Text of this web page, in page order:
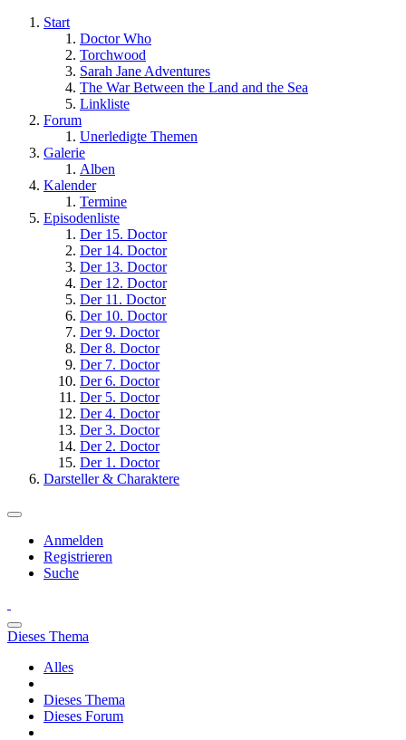
Start
Doctor Who
Torchwood
Sarah Jane Adventures
The War Between the Land and the Sea
Linkliste
Forum
Unerledigte Themen
Galerie
Alben
Kalender
Termine
Episodenliste
Der 15. Doctor
Der 14. Doctor
Der 13. Doctor
Der 12. Doctor
Der 11. Doctor
Der 10. Doctor
Der 9. Doctor
Der 8. Doctor
Der 7. Doctor
Der 6. Doctor
Der 5. Doctor
Der 4. Doctor
Der 3. Doctor
Der 2. Doctor
Der 1. Doctor
Darsteller & Charaktere
Anmelden
Registrieren
Suche
Dieses Thema
Alles
Dieses Thema
Dieses Forum